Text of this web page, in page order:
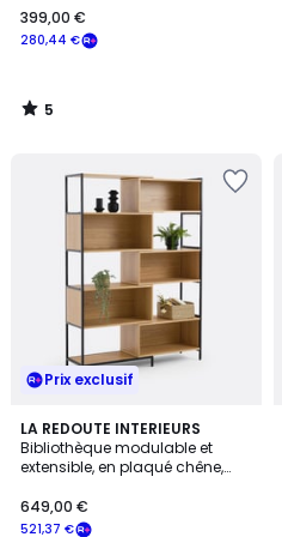
€
souscrivez
notre
programme
280,44 €
399,00 €
5
/
Prix exclusif
LA REDOUTE INTERIEURS
Bibliothèque modulable et
extensible, en plaqué chêne,
521,37 €
649,00 €
4,1
/ 5